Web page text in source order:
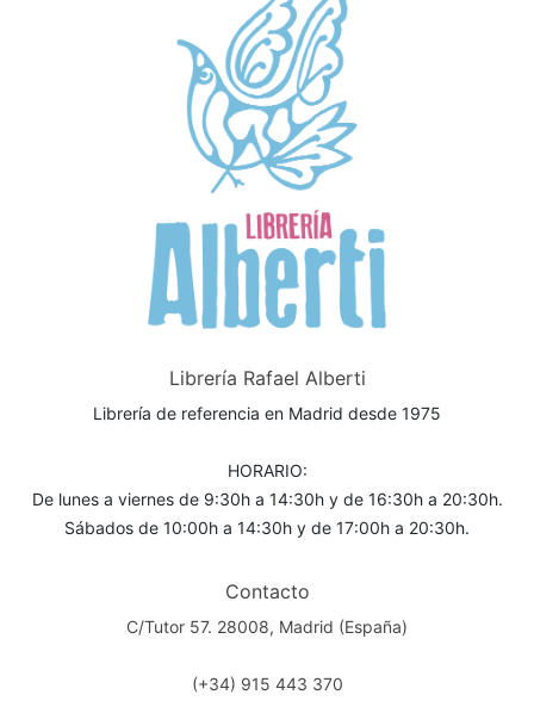
Librería Rafael Alberti
Librería de referencia en Madrid desde 1975
HORARIO:
De lunes a viernes de 9:30h a 14:30h y de 16:30h a 20:30h.
Sábados de 10:00h a 14:30h y de 17:00h a 20:30h.
Contacto
C/Tutor 57. 28008, Madrid (España)
(+34) 915 443 370